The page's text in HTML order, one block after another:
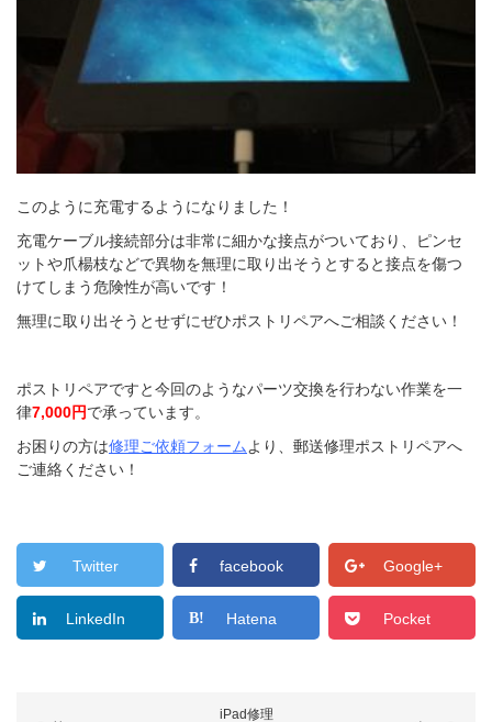
このように充電するようになりました！
充電ケーブル接続部分は非常に細かな接点がついており、ピンセ
ットや爪楊枝などで異物を無理に取り出そうとすると接点を傷つ
けてしまう危険性が高いです！
無理に取り出そうとせずにぜひポストリペアへご相談ください！
ポストリペアですと今回のようなパーツ交換を行わない作業を一
律7,000円で承っています。
お困りの方は修理ご依頼フォーム より、郵送修理ポストリペアへ
ご連絡ください！
Twitter facebook Google+
LinkedIn Hatena Pocket
iPad修理